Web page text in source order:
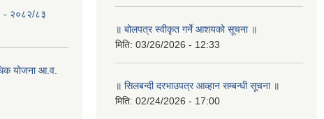
- २०८२/८३
योजना आ.व.
॥ बोलपत्र स्वीकृत गर्ने आशयको सूचना ॥
मिति: 03/26/2026 - 12:33
॥ सिलबन्दी दरभाउपत्र आव्हान सम्बन्धी सूचना ॥
मिति: 02/24/2026 - 17:00